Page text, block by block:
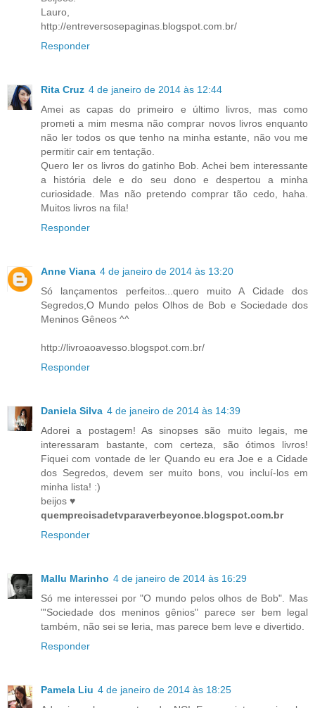
Lauro,
http://entreversosepaginas.blogspot.com.br/
Responder
Rita Cruz 4 de janeiro de 2014 às 12:44
Amei as capas do primeiro e último livros, mas como
prometi a mim mesma não comprar novos livros enquanto
não ler todos os que tenho na minha estante, não vou me
permitir cair em tentação.
Quero ler os livros do gatinho Bob. Achei bem interessante
a história dele e do seu dono e despertou a minha
curiosidade. Mas não pretendo comprar tão cedo, haha.
Muitos livros na fila!
Responder
Anne Viana 4 de janeiro de 2014 às 13:20
Só lançamentos perfeitos...quero muito A Cidade dos
Segredos,O Mundo pelos Olhos de Bob e Sociedade dos
Meninos Gêneos ^^
http://livroaoavesso.blogspot.com.br/
Responder
Daniela Silva 4 de janeiro de 2014 às 14:39
Adorei a postagem! As sinopses são muito legais, me
interessaram bastante, com certeza, são ótimos livros!
Fiquei com vontade de ler Quando eu era Joe e a Cidade
dos Segredos, devem ser muito bons, vou incluí-los em
minha lista! :)
beijos ♥
quemprecisadetvparaverbeyonce.blogspot.com.br
Responder
Mallu Marinho 4 de janeiro de 2014 às 16:29
Só me interessei por "O mundo pelos olhos de Bob". Mas
"'Sociedade dos meninos gênios" parece ser bem legal
também, não sei se leria, mas parece bem leve e divertido.
Responder
Pamela Liu 4 de janeiro de 2014 às 18:25